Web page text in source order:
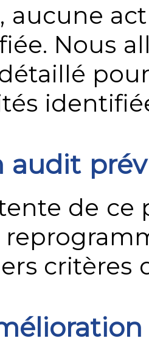
aucune
Nous
audit
de
critères